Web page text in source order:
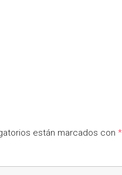
están marcados con *